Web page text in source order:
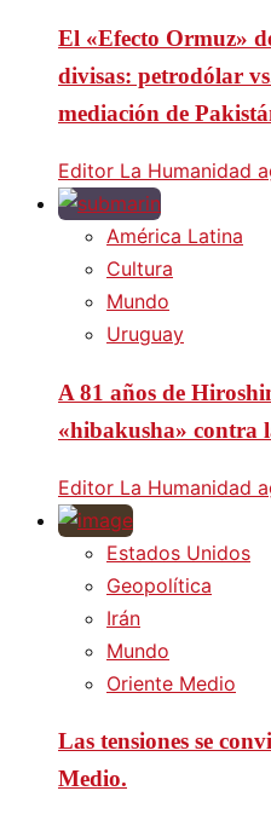
El «Efecto Ormuz»
divisas: petrodólar
mediación de
Editor La Humanidad
América Latina
Cultura
Mundo
Uruguay
A 81 años de
«hibakusha» contra
Editor La Humanidad
Estados Unidos
Geopolítica
Irán
Mundo
Oriente Medio
Las tensiones se
Medio.